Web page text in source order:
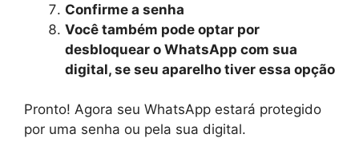
Confirme a senha
Você também pode optar por
desbloquear o WhatsApp com sua
digital, se seu aparelho tiver essa opção
Pronto! Agora seu WhatsApp estará protegido
por uma senha ou pela sua digital.